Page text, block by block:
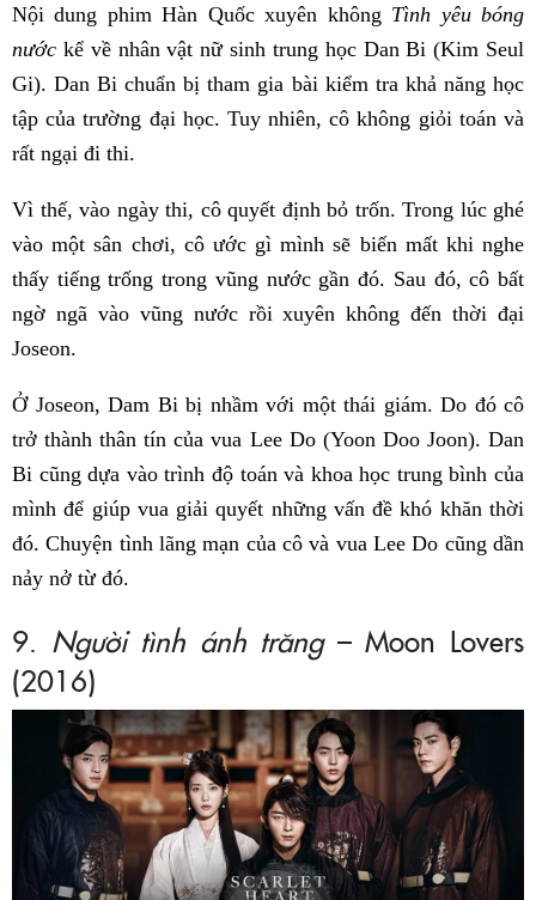
Nội dung phim Hàn Quốc xuyên không Tình yêu bóng
nước kể về nhân vật nữ sinh trung học Dan Bi (Kim Seul
Gi). Dan Bi chuẩn bị tham gia bài kiểm tra khả năng học
tập của trường đại học. Tuy nhiên, cô không giỏi toán và
rất ngại đi thi.
Vì thế, vào ngày thi, cô quyết định bỏ trốn. Trong lúc ghé
vào một sân chơi, cô ước gì mình sẽ biến mất khi nghe
thấy tiếng trống trong vũng nước gần đó. Sau đó, cô bất
ngờ ngã vào vũng nước rồi xuyên không đến thời đại
Joseon.
Ở Joseon, Dam Bi bị nhầm với một thái giám. Do đó cô
trở thành thân tín của vua Lee Do (Yoon Doo Joon). Dan
Bi cũng dựa vào trình độ toán và khoa học trung bình của
mình để giúp vua giải quyết những vấn đề khó khăn thời
đó. Chuyện tình lãng mạn của cô và vua Lee Do cũng dần
nảy nở từ đó.
9. Người tình ánh trăng– Moon Lovers
(2016)